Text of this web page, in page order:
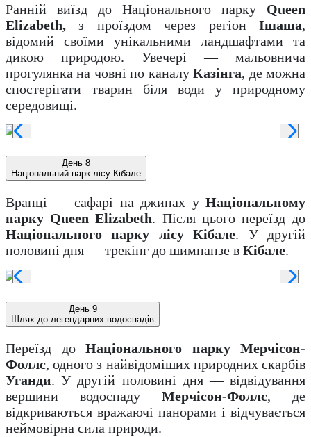
Ранній виїзд до Національного парку Queen
Elizabeth, з проїздом через регіонІшаша,
відомий своїми унікальними ландшафтами та
дикою природою. Увечері — мальовнича
прогулянка на човні по каналуКазінга, де можна
спостерігати тварин біля води у природному
середовищі.
День 8
Національний парк лісу Кібале
Вранці — сафарі на джипах у Національному
парку Queen Elizabeth. Після цього переїзд до
Національного парку лісу Кібале. У другій
половині дня — трекінг до шимпанзе в Кібале.
День 9
Шлях до легендарних водоспадів
Переїзд до Національного парку Мерчісон-
Фоллс, одного з найвідоміших природних скарбів
Уганди. У другій половині дня — відвідування
вершини водоспаду Мерчісон-Фоллс, де
відкриваються вражаючі панорами і відчувається
неймовірна сила природи.